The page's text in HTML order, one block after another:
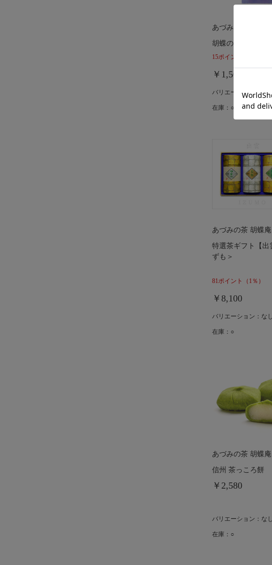
あづみの茶 胡蝶庵
胡蝶の夢
15ポイント
￥1,500
バリエーション：な
在庫：○
あづみの茶 胡蝶庵
特選茶ギフト【出
ずも＞
81ポイント （1％）
￥8,100
バリエーション：なし
在庫：○
あづみの茶 胡蝶庵
信州 茶っころ餅
￥2,580
バリエーション：なし
在庫：○